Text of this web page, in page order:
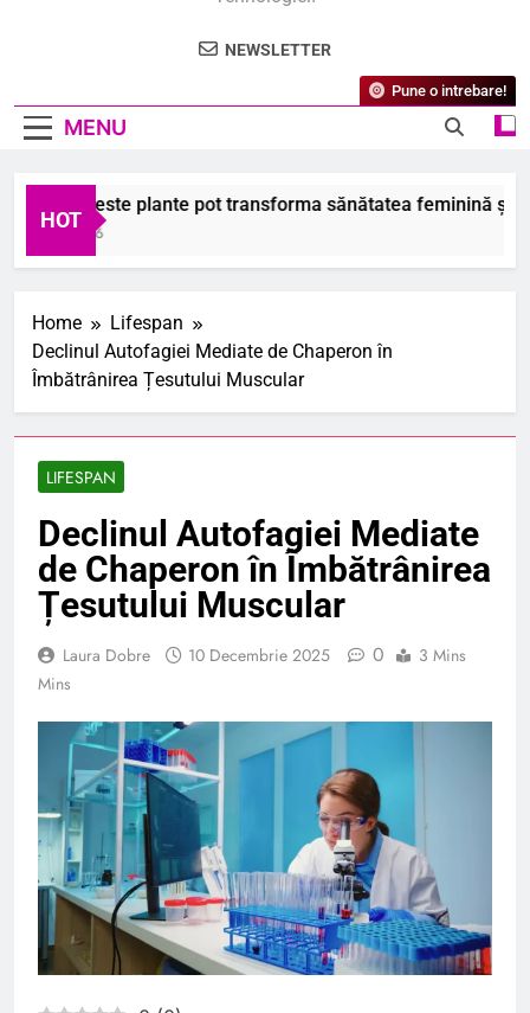
NEWSLETTER
MENU
Pune o intrebare!
HOT
că aceste plante pot transforma sănătatea feminină și
2026
Home
Lifespan
Declinul Autofagiei Mediate de Chaperon în
Îmbătrânirea Țesutului Muscular
LIFESPAN
Declinul Autofagiei Mediate
de Chaperon în Îmbătrânirea
Țesutului Muscular
Laura Dobre 10 Decembrie 2025 0
3 Mins
Mins